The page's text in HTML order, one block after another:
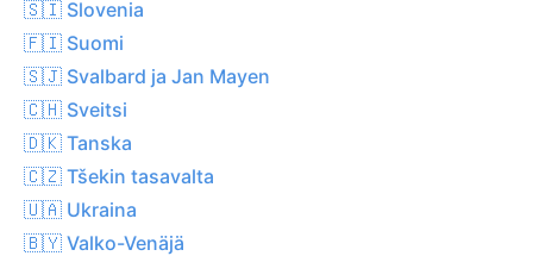
🇸🇮 Slovenia
🇫🇮 Suomi
🇸🇯 Svalbard ja Jan Mayen
🇨🇭 Sveitsi
🇩🇰 Tanska
🇨🇿 Tšekin tasavalta
🇺🇦 Ukraina
🇧🇾 Valko-Venäjä